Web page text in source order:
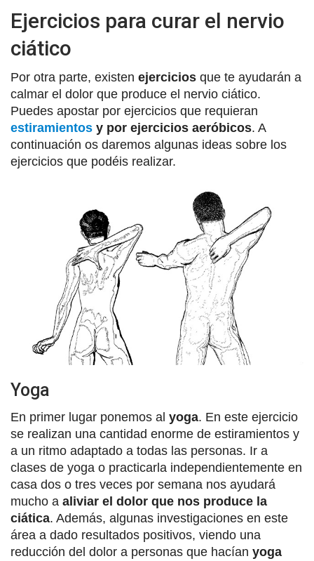
Ejercicios para curar el nervio
ciático
Por otra parte, existen ejercicios que te ayudarán a
calmar el dolor que produce el nervio ciático.
Puedes apostar por ejercicios que requieran
estiramientos y por ejercicios aeróbicos. A
continuación os daremos algunas ideas sobre los
ejercicios que podéis realizar.
Yoga
En primer lugar ponemos al yoga. En este ejercicio
se realizan una cantidad enorme de estiramientos y
a un ritmo adaptado a todas las personas. Ir a
clases de yoga o practicarla independientemente en
casa dos o tres veces por semana nos ayudará
mucho a aliviar el dolor que nos produce la
ciática. Además, algunas investigaciones en este
área a dado resultados positivos, viendo una
reducción del dolor a personas que hacían yoga